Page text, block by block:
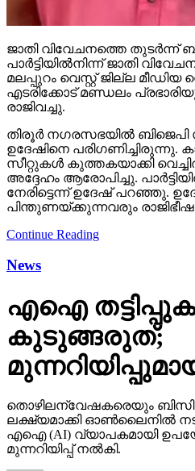
ജാതി വിവേചനത്തെ തുടര്‍ന്ന്
പാര്‍ട്ടിയില്‍നിന്ന് ജാതി
മലപ്പുറം വെസ്റ്റ് ജില്ല
എടരിക്കോട് മണ്ഡലം
രാജിവച്ചു.
തിരൂര്‍ നഗരസഭയില്‍ ബിജെപി
ഉദേഷിനെ പരിഗണിച്ചിരുന്നു.
സീറ്റുകള്‍ കുത്തകയാക്കി
അദ്ദേഹം ആരോപിച്ചു.
നേരിട്ടെന്ന് ഉദേഷ് പറഞ്ഞു.
പിന്തുണയ്ക്കുന്നവരും
Continue Reading
News
എഐ
കുടുങ്ങരുത്;
തൊഴിലന്വേഷകരെയും
ലക്ഷ്യമാക്കി ഓണ്‍ലൈനില്‍
എഐ (AI) വ്യാപകമായി
മുന്നറിയിപ്പ് നല്‍കി.